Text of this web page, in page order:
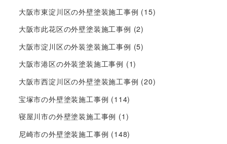
大阪市東淀川区の外壁塗装施工事例 (15)
大阪市此花区の外壁塗装施工事例 (2)
大阪市淀川区の外装塗装施工事例 (5)
大阪市港区の外装塗装施工事例 (1)
大阪市西淀川区の外壁塗装施工事例 (20)
宝塚市の外壁塗装施工事例 (114)
寝屋川市の外壁塗装施工事例 (1)
尼崎市の外壁塗装施工事例 (148)